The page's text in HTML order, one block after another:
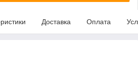
Доставка Оплата